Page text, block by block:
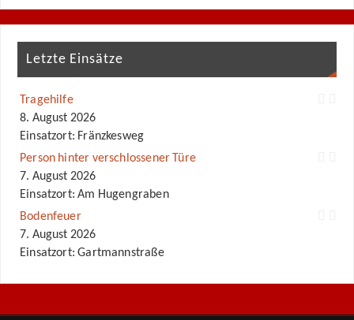
Letzte Einsätze
Tragehilfe
8. August 2026
Einsatzort: Fränzkesweg
Person hinter verschlossener Türe
7. August 2026
Einsatzort: Am Hugengraben
Bodenfeuer
7. August 2026
Einsatzort: Gartmannstraße